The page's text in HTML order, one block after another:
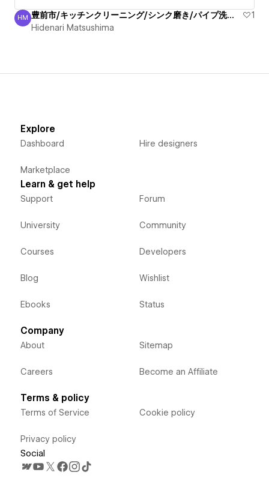
Hidenari Matsushima
HM 豊前市/キッチンクリーニング/シンク磨き/パイプ洗浄/丁寧
1
Hidenari Matsushima
Explore
Dashboard
Marketplace
Hire designers
Learn & get help
Support
University
Courses
Blog
Ebooks
Forum
Community
Developers
Wishlist
Status
Company
About
Careers
Sitemap
Become an Affiliate
Terms & policy
Terms of Service
Privacy policy
Cookie policy
Social